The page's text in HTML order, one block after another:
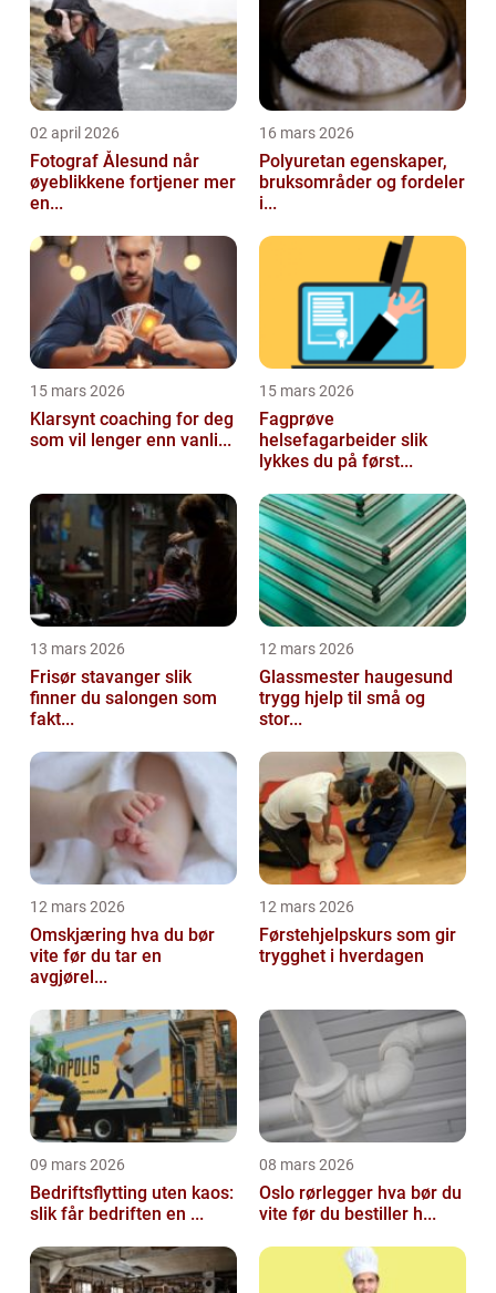
02 april 2026
Fotograf Ålesund når
øyeblikkene fortjener mer
en...
16 mars 2026
Polyuretan egenskaper,
bruksområder og fordeler
i...
15 mars 2026
Klarsynt coaching for deg
som vil lenger enn vanli...
15 mars 2026
Fagprøve
helsefagarbeider slik
lykkes du på først...
13 mars 2026
Frisør stavanger slik
finner du salongen som
fakt...
12 mars 2026
Glassmester haugesund
trygg hjelp til små og
stor...
12 mars 2026
Omskjæring hva du bør
vite før du tar en
avgjørel...
12 mars 2026
Førstehjelpskurs som gir
trygghet i hverdagen
09 mars 2026
Bedriftsflytting uten kaos:
slik får bedriften en ...
08 mars 2026
Oslo rørlegger hva bør du
vite før du bestiller h...